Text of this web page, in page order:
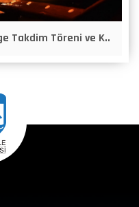
Takdim Töreni ve K..